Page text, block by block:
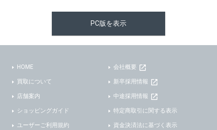
(2)法令等により開示を求められた場合。
４．ご提供の任意性
５．ご本人が容易に知覚できない方法による個人情報の取得
PC版を表示
HOME
買取について
店舗案内
ショッピングガイド
ユーザーご利用規約
会社概要
新卒採用情報
中途採用情報
特定商取引に関する表示
資金決済法に基づく表示